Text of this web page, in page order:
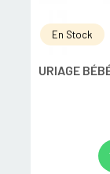
En Stock
URIAGE